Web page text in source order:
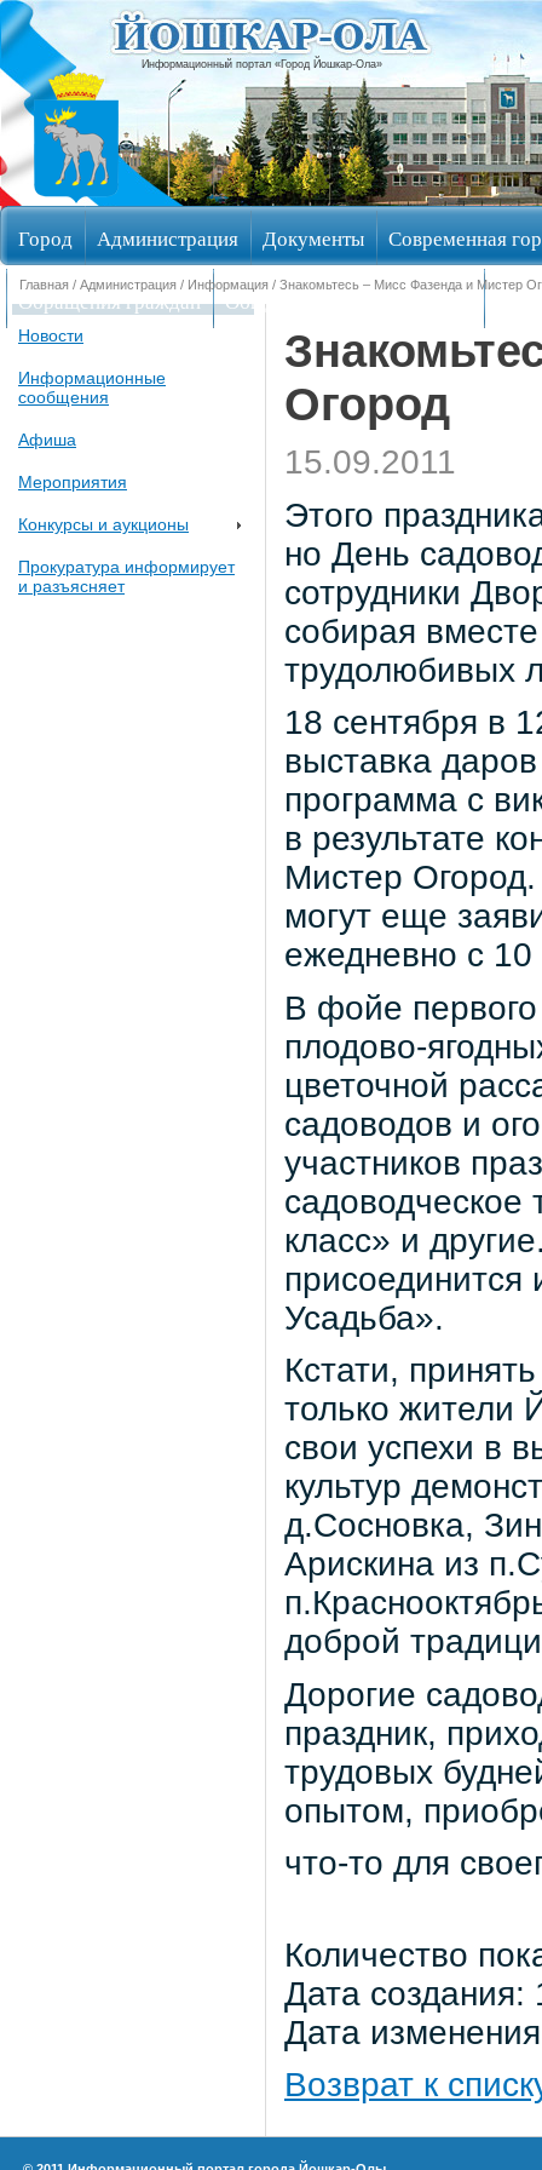
Информационный портал «Город Йошкар-Ола»
Город Администрация Документы Современная
Обращения граждан Общественные обсуждения
Главная / Администрация / Информация / Знакомьтесь – Мисс Фазенда и Мистер
Новости
Информационные
сообщения
Афиша
Мероприятия
Конкурсы и аукционы
Прокуратура информирует
и разъясняет
Огород
15.09.2011
Этого
но День
сотрудники
собирая
трудолюбивых
18 сентября в
выставка
программа с
в результате
Мистер
могут еще
ежедневно с
В фойе
плодово-
цветочной
садоводов и
участников
класс» и
Усадьба».
Кстати,
только жители
свои успехи в
культур
д.Сосновка,
Арискина из
доброй
Дорогие
праздник,
трудовых
опытом,
что-то для
Количество
Дата
Дата
Возврат к